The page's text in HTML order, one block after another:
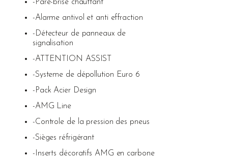
-Pare-brise chauffant
-Alarme antivol et anti effraction
-Détecteur de panneaux de
signalisation
-ATTENTION ASSIST
-Systeme de dépollution Euro 6
-Pack Acier Design
-AMG Line
-Controle de la pression des pneus
-Sièges réfrigérant
-Inserts décoratifs AMG en carbone